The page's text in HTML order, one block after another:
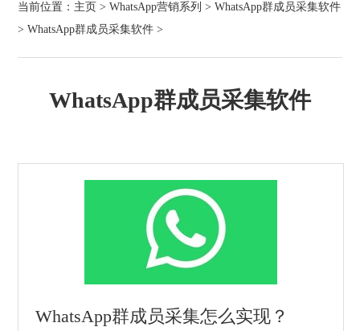
当前位置： 主页 >WhatsApp营销系列 >WhatsApp群成员采集软件
>WhatsApp群成员采集软件 >
WhatsApp群成员采集软件
WhatsApp群成员采集怎么实现？